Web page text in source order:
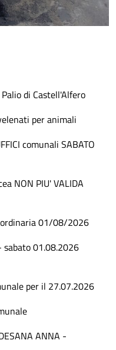
di Castell'Alfero
per animali
comunali SABATO
NON PIU' VALIDA
01/08/2026
01.08.2026
per il 27.07.2026
ANNA -